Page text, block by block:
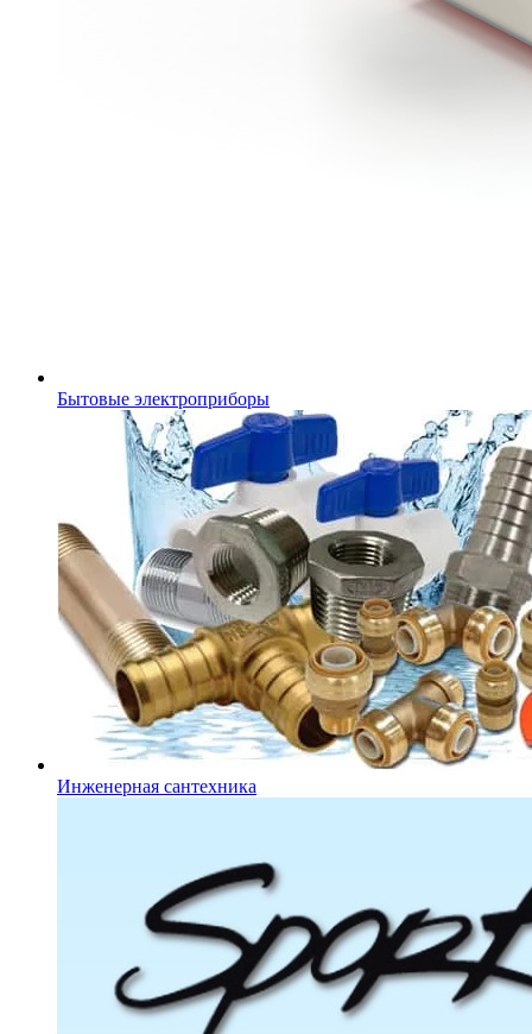
Бытовые электроприборы
Инженерная сантехника